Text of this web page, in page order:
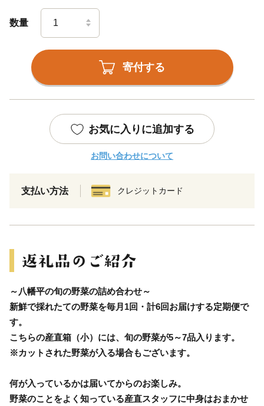
数量
寄付する
お気に入りに追加する
お問い合わせについて
支払い方法 クレジットカード
～八幡平の旬の野菜の詰め合わせ～
新鮮で採れたての野菜を毎月1回・計6回お届けする定期便で
す。
こちらの産直箱（小）には、旬の野菜が5～7品入ります。
※カットされた野菜が入る場合もございます。
何が入っているかは届いてからのお楽しみ。
野菜のことをよく知っている産直スタッフに中身はおまかせ